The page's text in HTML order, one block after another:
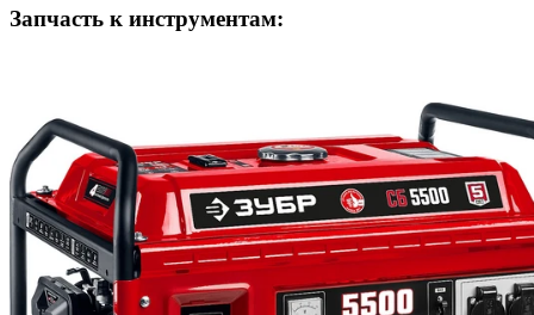
Запчасть к инструментам: